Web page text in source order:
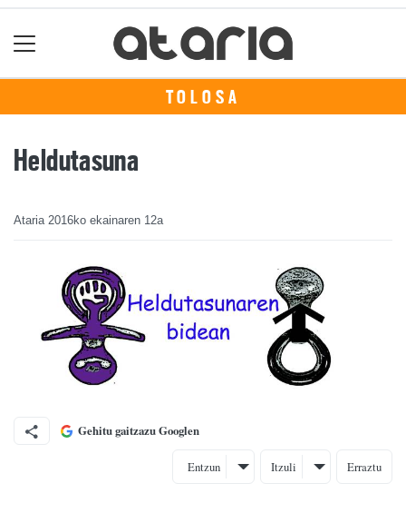
TOLOSA
Heldutasuna
Ataria 2016ko ekainaren 12a
Gehitu gaitzazu Googlen
Entzun Itzuli Erraztu